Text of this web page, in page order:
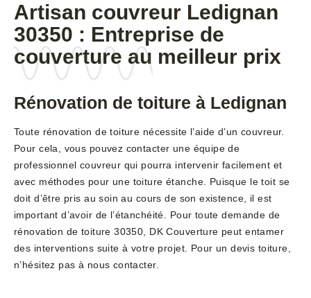
Artisan couvreur Ledignan
30350 : Entreprise de
couverture au meilleur prix
Rénovation de toiture à Ledignan
Toute rénovation de toiture nécessite l’aide d’un couvreur.
Pour cela, vous pouvez contacter une équipe de
professionnel couvreur qui pourra intervenir facilement et
avec méthodes pour une toiture étanche. Puisque le toit se
doit d’être pris au soin au cours de son existence, il est
important d’avoir de l’étanchéité. Pour toute demande de
rénovation de toiture 30350, DK Couverture peut entamer
des interventions suite à votre projet. Pour un devis toiture,
n’hésitez pas à nous contacter.